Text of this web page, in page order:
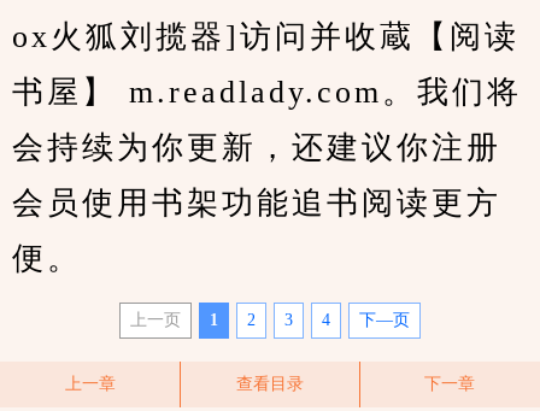
ox火狐刘揽器]访问并收蔵【阅读
书屋】 m.readlady.com。我们将
会持续为你更新，还建议你注册
会员使用书架功能追书阅读更方
便。
上一页 1 2 3 4 下—页
上一章 查看目录 下一章